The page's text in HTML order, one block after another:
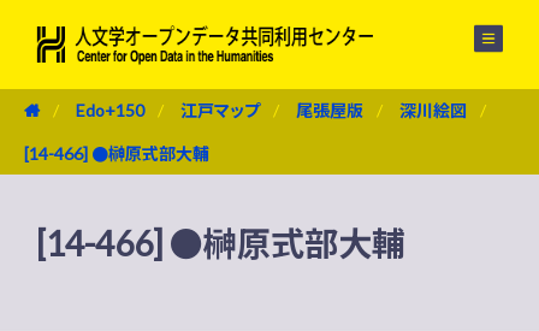
Edo+150 江戸マップ 尾張屋版 深川絵図
[14-466] ●榊原式部大輔
[14-466] ●榊原式部大輔